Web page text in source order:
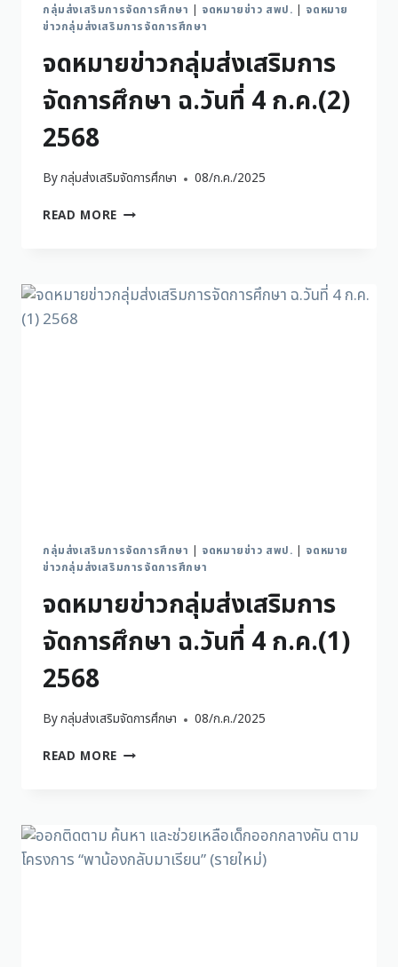
กลุ่มส่งเสริมการจัดการศึกษา | จดหมายข่าว สพป. | จดหมาย
ข่าวกลุ่มส่งเสริมการจัดการศึกษา
จดหมายข่าวกลุ่มส่งเสริมการ
จัดการศึกษา ฉ.วันที่ 4 ก.ค.(2)
2568
Byกลุ่มส่งเสริมจัดการศึกษา 08/ก.ค./2025
READ MORE
กลุ่มส่งเสริมการจัดการศึกษา | จดหมายข่าว สพป. | จดหมาย
ข่าวกลุ่มส่งเสริมการจัดการศึกษา
จดหมายข่าวกลุ่มส่งเสริมการ
จัดการศึกษา ฉ.วันที่ 4 ก.ค.(1)
2568
Byกลุ่มส่งเสริมจัดการศึกษา 08/ก.ค./2025
READ MORE